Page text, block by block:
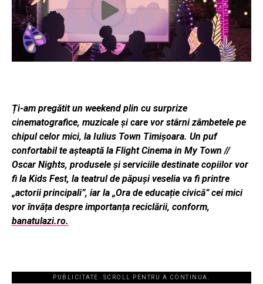
Ți-am pregătit un weekend plin cu surprize
cinematografice, muzicale și care vor stârni zâmbetele pe
chipul celor mici, la Iulius Town Timișoara. Un puf
confortabil te așteaptă la Flight Cinema in My Town //
Oscar Nights, produsele și serviciile destinate copiilor vor
fi la Kids Fest, la teatrul de păpuși veselia va fi printre
„actorii principali”, iar la „Ora de educație civică” cei mici
vor învăța despre importanța reciclării, conform,
banatulazi.ro.
PUBLICITATE. SCROLL PENTRU A CONTINUA.